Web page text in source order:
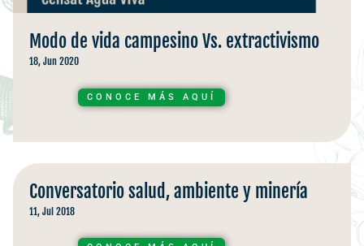
Modo de vida campesino Vs. extractivismo
18, Jun 2020
CONOCE MÁS AQUÍ
Conversatorio salud, ambiente y minería
11, Jul 2018